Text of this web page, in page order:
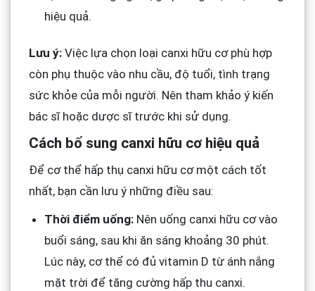
hiệu quả.
Lưu ý:Việc lựa chọn loại canxi hữu cơ phù hợp
còn phụ thuộc vào nhu cầu, độ tuổi, tình trạng
sức khỏe của mỗi người. Nên tham khảo ý kiến
bác sĩ hoặc dược sĩ trước khi sử dụng.
Cách bổ sung canxi hữu cơ hiệu quả
Để cơ thể hấp thụ canxi hữu cơ một cách tốt
nhất, bạn cần lưu ý những điều sau:
Thời điểm uống:Nên uống canxi hữu cơ vào
buổi sáng, sau khi ăn sáng khoảng 30 phút.
Lúc này, cơ thể có đủ vitamin D từ ánh nắng
mặt trời để tăng cường hấp thu canxi.